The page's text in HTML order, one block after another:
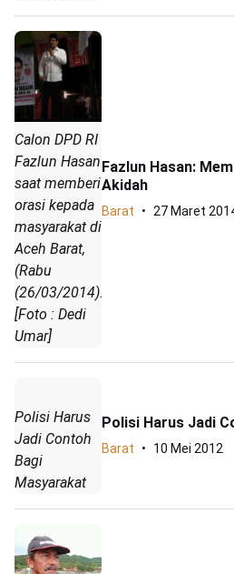
Calon DPD RI
Fazlun Hasan
saat memberi
orasi kepada
masyarakat di
Aceh Barat,
(Rabu
(26/03/2014).
[Foto : Dedi
Umar]
Fazlun Hasan:
Akidah
Barat 27 Maret
Polisi Harus
Jadi Contoh
Bagi
Masyarakat
Polisi Harus Jadi
Barat 10 Mei 2012